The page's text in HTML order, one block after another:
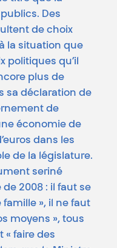
Des
de choix
la situation que
politiques qu’il
plus de
sa déclaration de
de
économie de
dans les
de la législature.
seriné
2008 : il faut se
», il ne faut
moyens », tous
« faire des